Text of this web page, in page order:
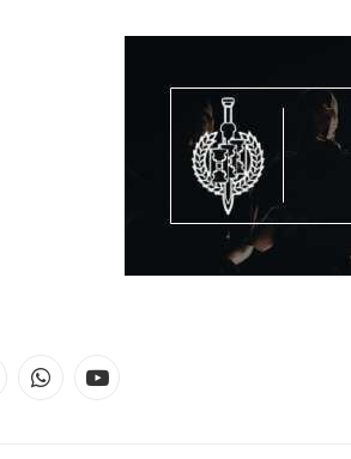
WhatsAppYouTube